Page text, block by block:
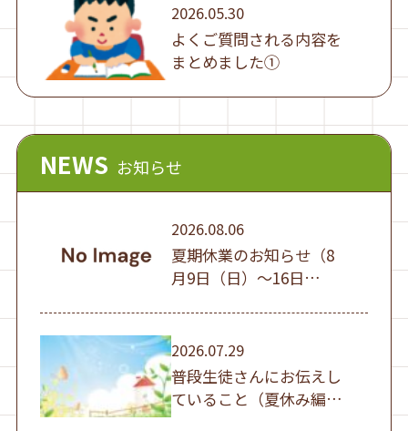
2026.05.30
よくご質問される内容を
まとめました①
NEWS お知らせ
2026.08.06
夏期休業のお知らせ（8
月9日（日）～16日
2026.07.29
普段生徒さんにお伝えし
ていること（夏休み編
①）